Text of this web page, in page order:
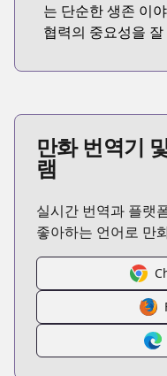
는 단순한 생존 이
협력의 중요성을
만화 번역기
램
실시간 번역과 플랫
좋아하는 언어로 만